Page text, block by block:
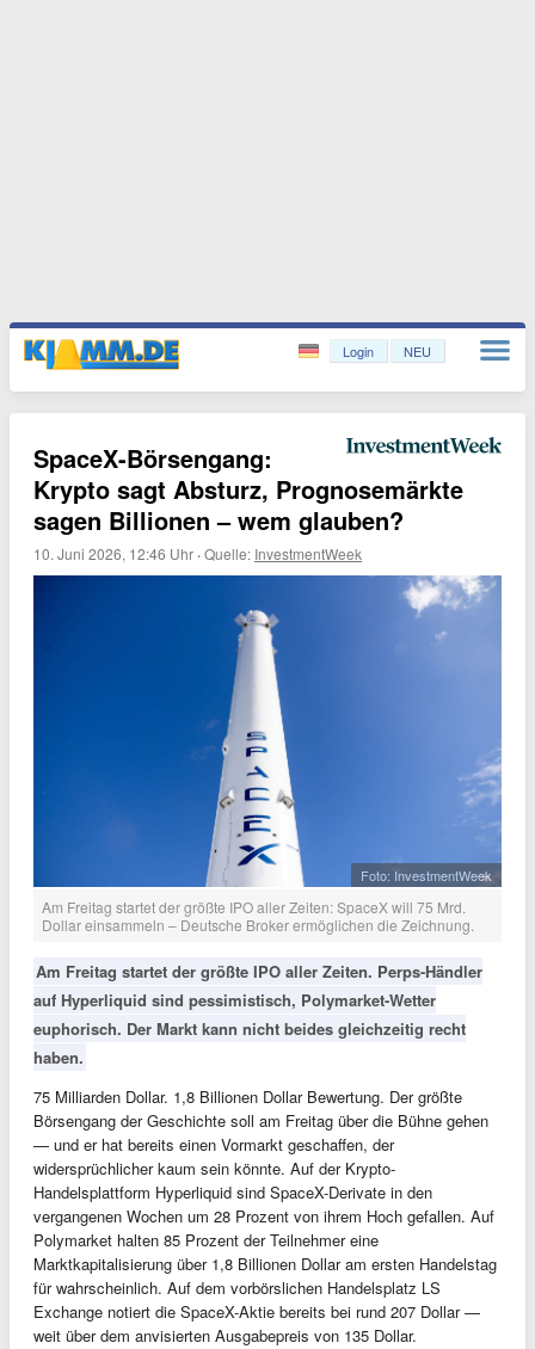
Login NEU
SpaceX-Börsengang:
Krypto sagt Absturz, Prognosemärkte
sagen Billionen – wem glauben?
10. Juni 2026, 12:46 Uhr ·Quelle: InvestmentWeek
Foto: InvestmentWeek
Am Freitag startet der größte IPO aller Zeiten: SpaceX will 75 Mrd.
Dollar einsammeln – Deutsche Broker ermöglichen die Zeichnung.
Am Freitag startet der größte IPO aller Zeiten. Perps-Händler
auf Hyperliquid sind pessimistisch, Polymarket-Wetter
euphorisch. Der Markt kann nicht beides gleichzeitig recht
haben.
75 Milliarden Dollar. 1,8 Billionen Dollar Bewertung. Der größte
Börsengang der Geschichte soll am Freitag über die Bühne gehen
— und er hat bereits einen Vormarkt geschaffen, der
widersprüchlicher kaum sein könnte. Auf der Krypto-
Handelsplattform Hyperliquid sind SpaceX-Derivate in den
vergangenen Wochen um 28 Prozent von ihrem Hoch gefallen. Auf
Polymarket halten 85 Prozent der Teilnehmer eine
Marktkapitalisierung über 1,8 Billionen Dollar am ersten Handelstag
für wahrscheinlich. Auf dem vorbörslichen Handelsplatz LS
Exchange notiert die SpaceX-Aktie bereits bei rund 207 Dollar —
weit über dem anvisierten Ausgabepreis von 135 Dollar.